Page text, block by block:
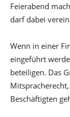
Feierabend
darf dabei
Wenn in einer
eingeführt
beteiligen. Das
Beschäftigten